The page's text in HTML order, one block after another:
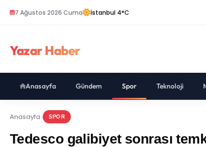
7 Ağustos 2026 Cuma İstanbul 4°C
Yazar Haber
Anasayfa Gündem Spor Teknoloji
Anasayfa SPOR
Tedesco galibiyet sonrası